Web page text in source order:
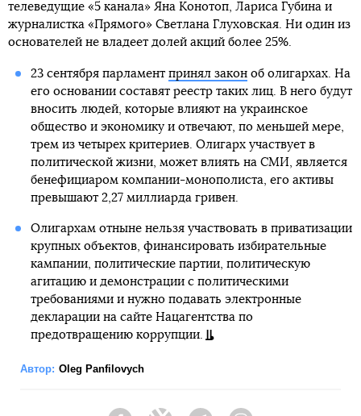
телеведущие «5 канала» Яна Конотоп, Лариса Губина и
журналистка «Прямого» Светлана Глуховская. Ни один из
основателей не владеет долей акций более 25%.
23 сентября парламент принял законоб олигархах. На
его основании составят реестр таких лиц. В него будут
вносить людей, которые влияют на украинское
общество и экономику и отвечают, по меньшей мере,
трем из четырех критериев. Олигарх участвует в
политической жизни, может влиять на СМИ, является
бенефициаром компании-монополиста, его активы
превышают 2,27 миллиарда гривен.
Олигархам отныне нельзя участвовать в приватизации
крупных объектов, финансировать избирательные
кампании, политические партии, политическую
агитацию и демонстрации с политическими
требованиями и нужно подавать электронные
декларации на сайте Нацагентства по
предотвращению коррупции.
Автор: Oleg Panfilovych